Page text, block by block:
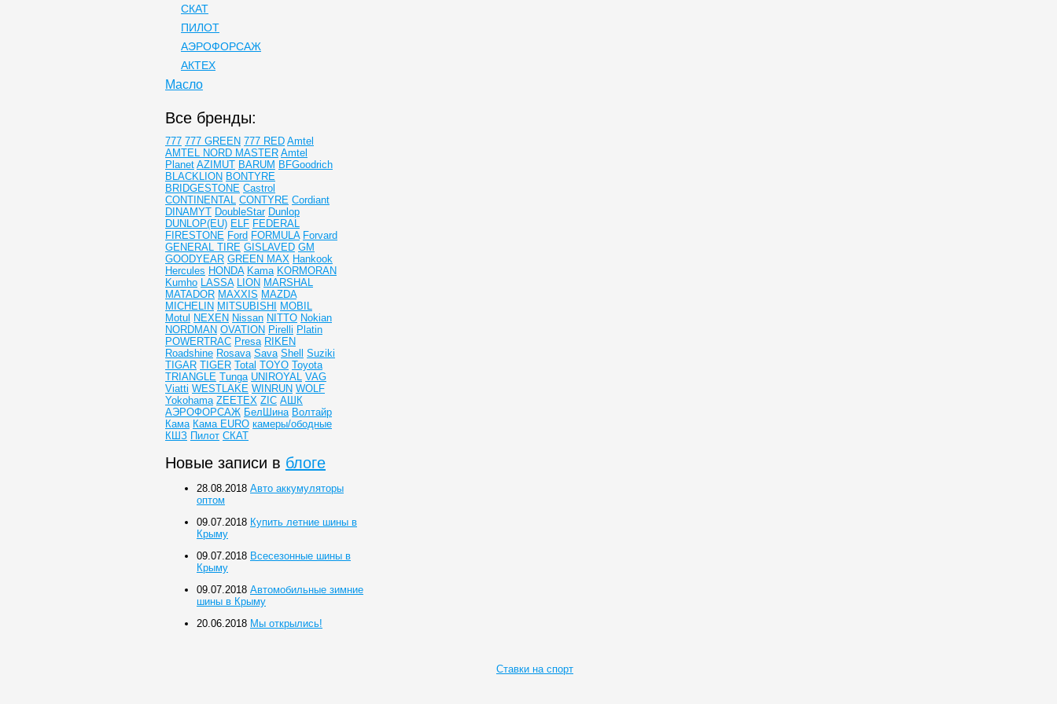
СКАТ
ПИЛОТ
АЭРОФОРСАЖ
АКТЕХ
Масло
Все бренды:
777 777 GREEN 777 RED Amtel
AMTEL NORD MASTER Amtel
Planet AZIMUT BARUM BFGoodrich
BLACKLION BONTYRE
BRIDGESTONE Castrol
CONTINENTAL CONTYRE Cordiant
DINAMYT DoubleStar Dunlop
DUNLOP(EU) ELF FEDERAL
FIRESTONE Ford FORMULA Forvard
GENERAL TIRE GISLAVED GM
GOODYEAR GREEN MAX Hankook
Hercules HONDA Kama KORMORAN
Kumho LASSA LION MARSHAL
MATADOR MAXXIS MAZDA
MICHELIN MITSUBISHI MOBIL
Motul NEXEN Nissan NITTO Nokian
NORDMAN OVATION Pirelli Platin
POWERTRAC Presa RIKEN
Roadshine Rosava Sava Shell Suziki
TIGAR TIGER Total TOYO Toyota
TRIANGLE Tunga UNIROYAL VAG
Viatti WESTLAKE WINRUN WOLF
Yokohama ZEETEX ZIC АШК
АЭРОФОРСАЖ БелШина Волтайр
Кама Кама EURO камеры/ободные
КШЗ Пилот СКАТ
Новые записи в блоге
28.08.2018 Авто аккумуляторы
оптом
09.07.2018 Купить летние шины в
Крыму
09.07.2018 Всесезонные шины в
Крыму
09.07.2018 Автомобильные зимние
шины в Крыму
20.06.2018 Мы открылись!
Ставки на спорт